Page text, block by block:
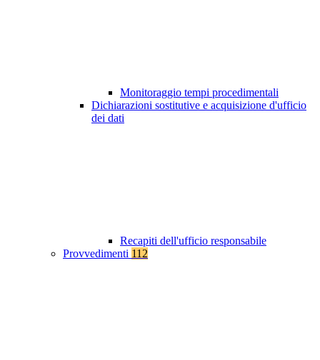
Monitoraggio tempi procedimentali
Dichiarazioni sostitutive e acquisizione d'ufficio
dei dati
Recapiti dell'ufficio responsabile
Provvedimenti 112